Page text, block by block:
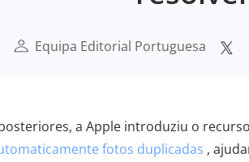
Equipa Editorial Portuguesa
a Apple introduziu o
fotos duplicadas ,